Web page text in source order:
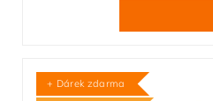
+ Dárek zdarma